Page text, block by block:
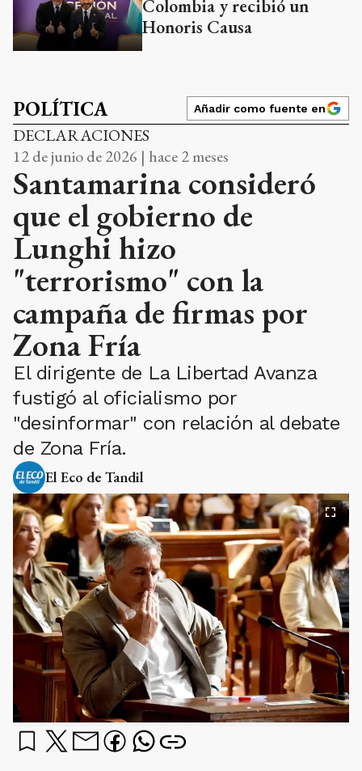
Colombia y recibió un
Honoris Causa
POLÍTICA Añadir como fuente en
DECLARACIONES
12 de junio de 2026 | hace 2 meses
Santamarina consideró
que el gobierno de
Lunghi hizo
"terrorismo" con la
campaña de firmas por
Zona Fría
El dirigente de La Libertad Avanza
fustigó al oficialismo por
"desinformar" con relación al debate
de Zona Fría.
El Eco de Tandil